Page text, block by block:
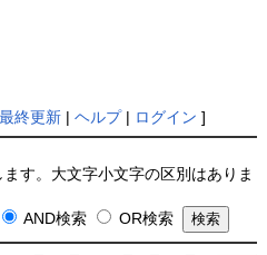
最終更新| ヘルプ| ログイン ]
す。大文字小文字の区別はありま
AND検索
OR検索